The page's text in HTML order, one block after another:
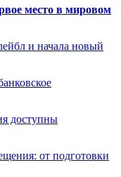
место в мировом
и начала новый
доступны
от подготовки